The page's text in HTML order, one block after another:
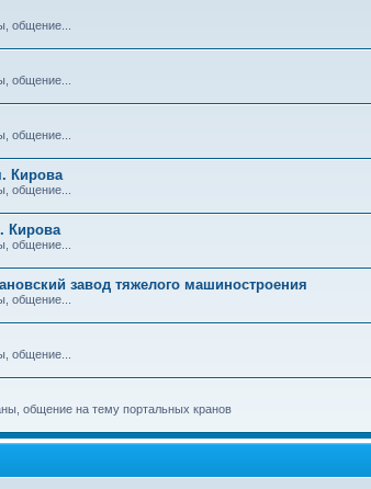
общение...
общение...
общение...
Кирова
общение...
Кирова
общение...
завод тяжелого машиностроения
общение...
общение...
общение на тему портальных кранов